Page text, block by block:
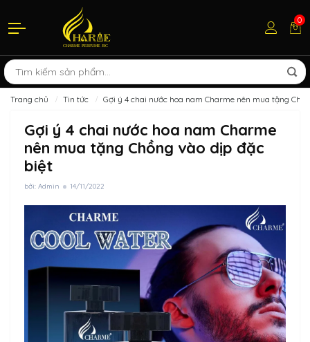
0
Trang chủ Tin tức Gợi ý 4 chai nước hoa nam Charme nên mua tặng
Gợi ý 4 chai nước hoa nam Charme
nên mua tặng Chồng vào dịp đặc
biệt
bởi: Admin 14/11/2022